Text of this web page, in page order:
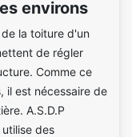
environs
la toiture d'un
de régler
Comme ce
il est nécessaire de
A.S.D.P
des